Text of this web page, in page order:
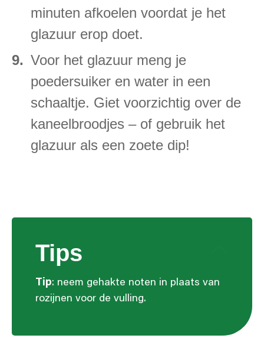
minuten afkoelen voordat je het
glazuur erop doet.
Voor het glazuur meng je
poedersuiker en water in een
schaaltje. Giet voorzichtig over de
kaneelbroodjes – of gebruik het
glazuur als een zoete dip!
Tips
Tip: neem gehakte noten in plaats van
rozijnen voor de vulling.